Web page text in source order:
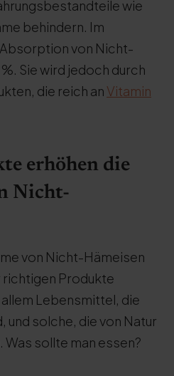
wie
behindern. Im
von Nicht-
Sie wird jedoch durch
die reich an Vitamin
erhöhen die
Nicht-
von Nicht-Hämeisen
richtigen Produkte
Lebensmittel, die
und solche, die von Natur
Was sollte man essen?